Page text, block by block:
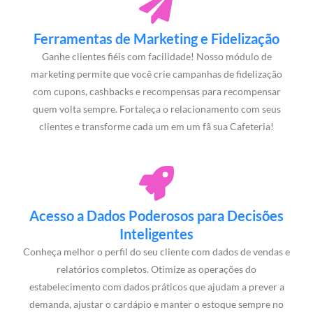
Ferramentas de Marketing e Fidelização
Ganhe clientes fiéis com facilidade! Nosso módulo de
marketing permite que você crie campanhas de fidelização
com cupons, cashbacks e recompensas para recompensar
quem volta sempre. Fortaleça o relacionamento com seus
clientes e transforme cada um em um fã sua Cafeteria!
Acesso a Dados Poderosos para Decisões
Inteligentes
Conheça melhor o perfil do seu cliente com dados de vendas e
relatórios completos. Otimize as operações do
estabelecimento com dados práticos que ajudam a prever a
demanda, ajustar o cardápio e manter o estoque sempre no